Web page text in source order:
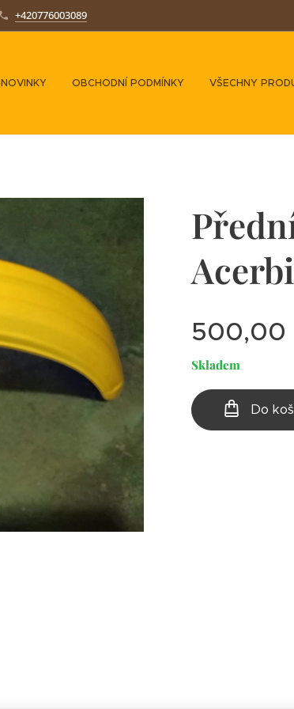
+420776003089
NOVINKY OBCHODNÍ PODMÍNKY VŠECHNY
500,00
Skladem
Do